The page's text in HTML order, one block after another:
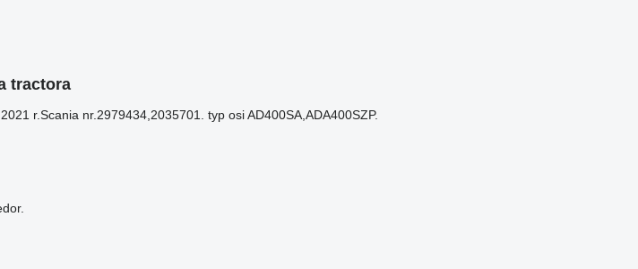
tractora
r.Scania nr.2979434,2035701. typ osi AD400SA,ADA400SZP.